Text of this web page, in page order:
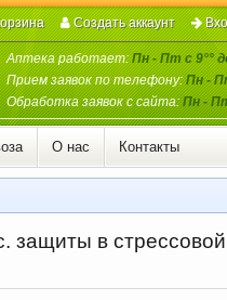
Аптека работает:Пн - Пт с 9°°
Прием заявок по телефону:Пн -
Обработка заявок с сайта:Пн - Пт
Создать аккаунт
О нас Контакты
защиты в